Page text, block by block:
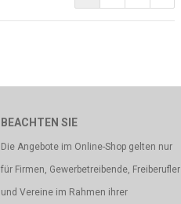
BEACHTEN SIE
Die Angebote im Online-Shop gelten nur
für Firmen, Gewerbetreibende, Freiberufler
und Vereine im Rahmen ihrer